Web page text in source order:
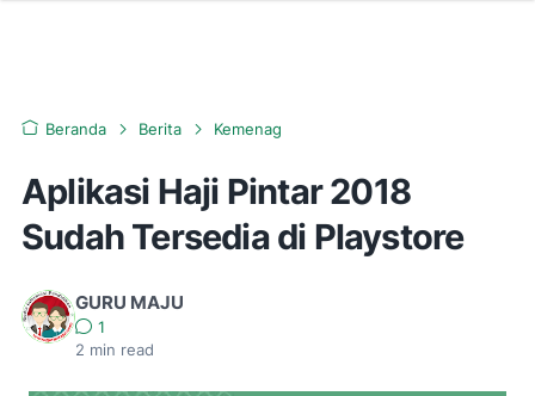
Beranda Berita Kemenag
Aplikasi Haji Pintar 2018
Sudah Tersedia di Playstore
GURU MAJU
1
2 min read